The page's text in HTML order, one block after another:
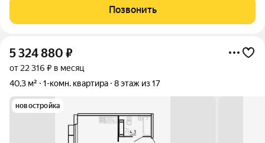
времени и предлагаем квартиры с уже готовой базовой
отделкой. Заезжайте и живите! ЖК
Позвонить
5 324 880 ₽
от 22 316 ₽ в месяц
40,3 м²
1-комн. квартира 8 этаж из 17
новостройка